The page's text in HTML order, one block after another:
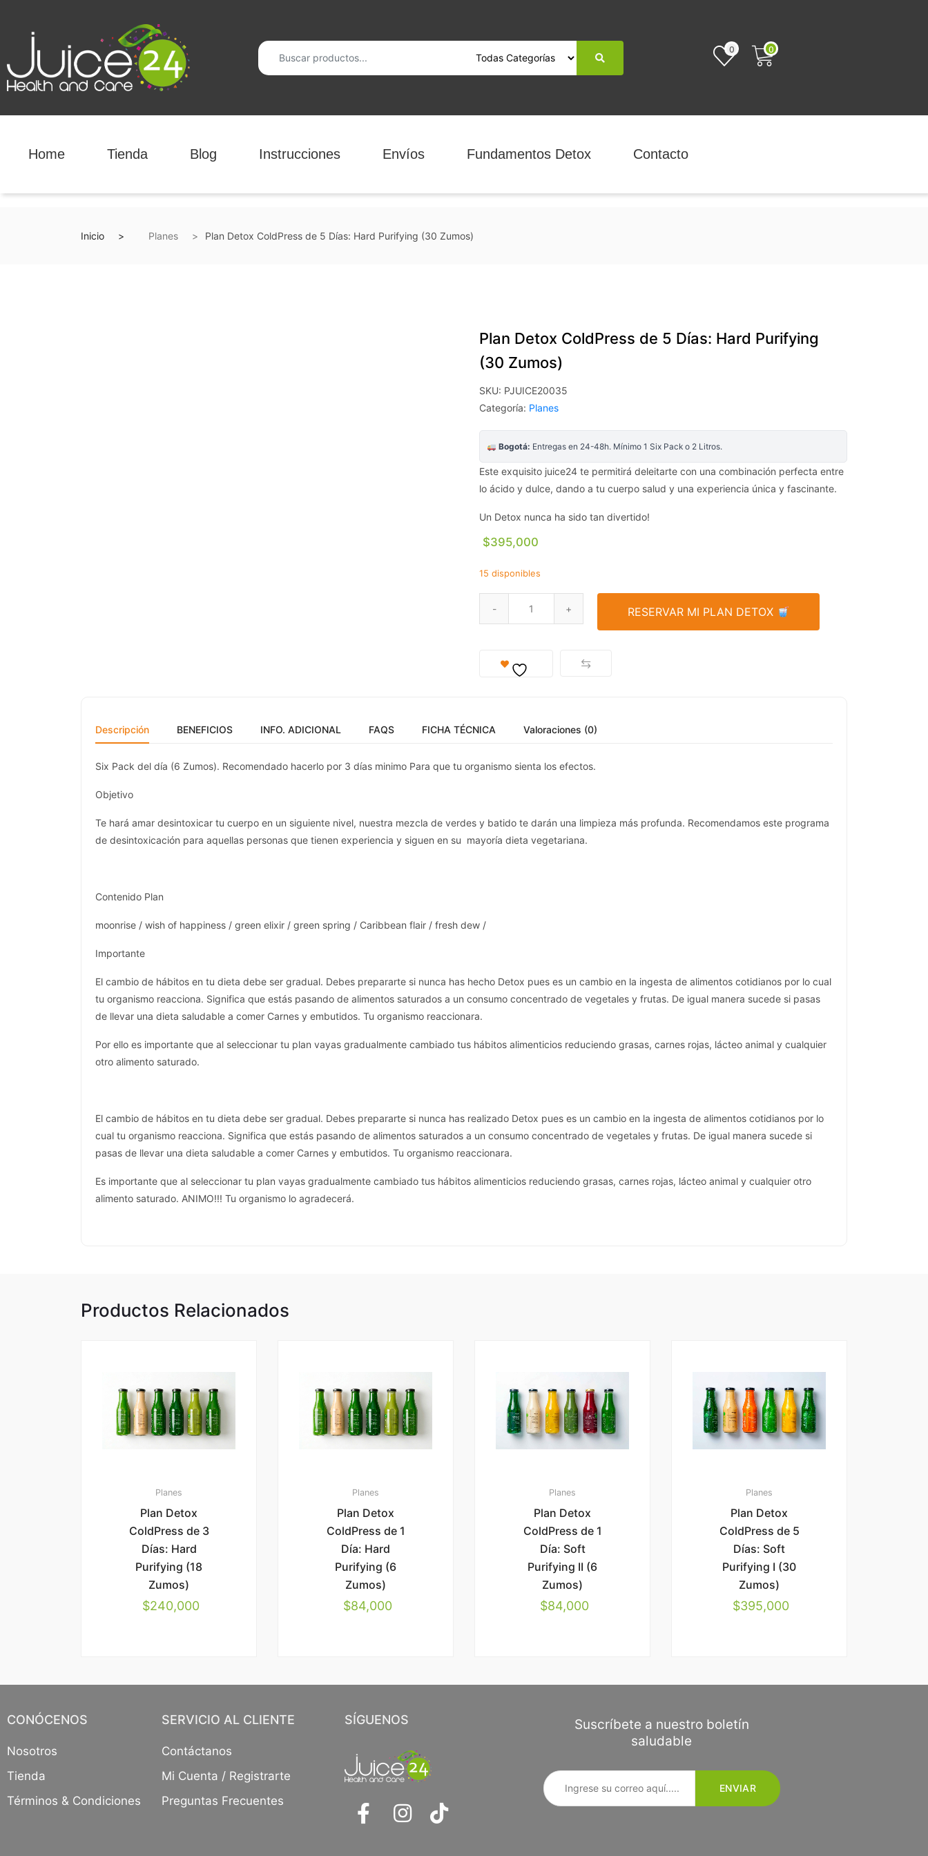
0 0
Home Tienda Blog Instrucciones Envíos Fundamentos Detox Contacto
Inicio Planes Plan Detox ColdPress de 5 Días: Hard Purifying (30 Zumos)
Plan Detox ColdPress de 5 Días: Hard Purifying
(30 Zumos)
SKU: PJUICE20035
Categoría: Planes
Bogotá: Entregas en 24-48h. Mínimo 1 Six Pack o 2 Litros.
Este exquisito juice24 te permitirá deleitarte con una combinación perfecta entre
lo ácido y dulce, dando a tu cuerpo salud y una experiencia única y fascinante.
Un Detox nunca ha sido tan divertido!
$395,000
15 disponibles
RESERVAR MI PLAN DETOX
Descripción BENEFICIOS INFO. ADICIONAL FAQS FICHA TÉCNICA Valoraciones (0)
Six Pack del día (6 Zumos). Recomendado hacerlo por 3 días minimo Para que tu organismo sienta los efectos.
Objetivo
Te hará amar desintoxicar tu cuerpo en un siguiente nivel, nuestra mezcla de verdes y batido te darán una limpieza más profunda. Recomendamos este programa
de desintoxicación para aquellas personas que tienen experiencia y siguen en su mayoría dieta vegetariana.
Contenido Plan
moonrise / wish of happiness / green elixir / green spring / Caribbean flair / fresh dew /
Importante
El cambio de hábitos en tu dieta debe ser gradual. Debes prepararte si nunca has hecho Detox pues es un cambio en la ingesta de alimentos cotidianos por lo cual
tu organismo reacciona. Significa que estás pasando de alimentos saturados a un consumo concentrado de vegetales y frutas. De igual manera sucede si pasas
de llevar una dieta saludable a comer Carnes y embutidos. Tu organismo reaccionara.
Por ello es importante que al seleccionar tu plan vayas gradualmente cambiado tus hábitos alimenticios reduciendo grasas, carnes rojas, lácteo animal y cualquier
otro alimento saturado.
El cambio de hábitos en tu dieta debe ser gradual. Debes prepararte si nunca has realizado Detox pues es un cambio en la ingesta de alimentos cotidianos por lo
cual tu organismo reacciona. Significa que estás pasando de alimentos saturados a un consumo concentrado de vegetales y frutas. De igual manera sucede si
pasas de llevar una dieta saludable a comer Carnes y embutidos. Tu organismo reaccionara.
Es importante que al seleccionar tu plan vayas gradualmente cambiado tus hábitos alimenticios reduciendo grasas, carnes rojas, lácteo animal y cualquier otro
alimento saturado. ANIMO!!! Tu organismo lo agradecerá.
Productos Relacionados
Planes
Plan Detox
ColdPress de 3
Días: Hard
Purifying (18
Zumos)
$240,000
Planes
Plan Detox
ColdPress de 1
Día: Hard
Purifying (6
Zumos)
$84,000
Planes
Plan Detox
ColdPress de 1
Día: Soft
Purifying II (6
Zumos)
$84,000
Planes
Plan Detox
ColdPress de 5
Días: Soft
Purifying I (30
Zumos)
$395,000
CONÓCENOS
Nosotros
Tienda
Términos & Condiciones
SERVICIO AL CLIENTE
Contáctanos
Mi Cuenta / Registrarte
Preguntas Frecuentes
SÍGUENOS
Suscríbete a nuestro boletín
saludable